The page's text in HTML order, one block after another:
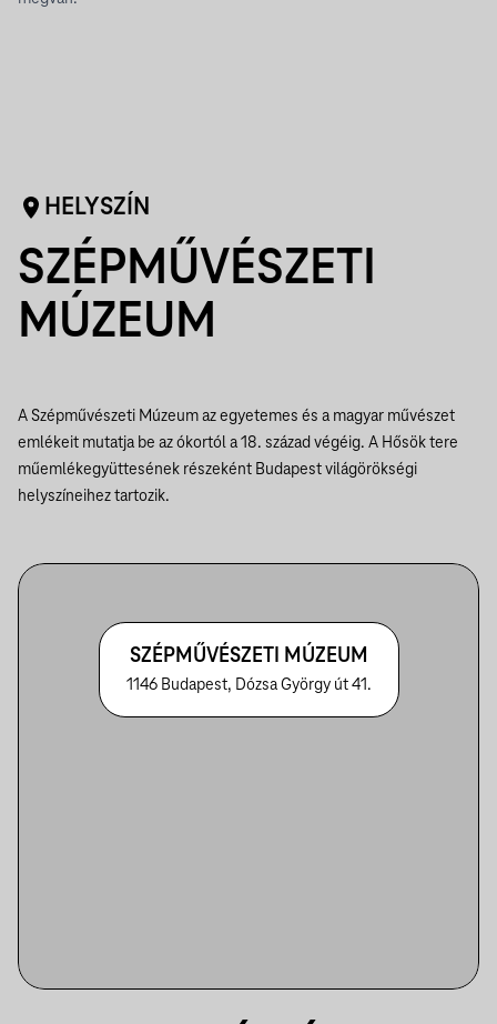
HELYSZÍN
SZÉPMŰVÉSZETI
MÚZEUM
A Szépművészeti Múzeum az egyetemes és a magyar művészet
emlékeit mutatja be az ókortól a 18. század végéig. A Hősök tere
műemlékegyüttesének részeként Budapest világörökségi
helyszíneihez tartozik.
SZÉPMŰVÉSZETI MÚZEUM
1146 Budapest, Dózsa György út 41.